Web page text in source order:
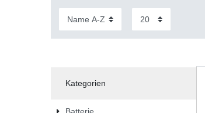
Kategorien